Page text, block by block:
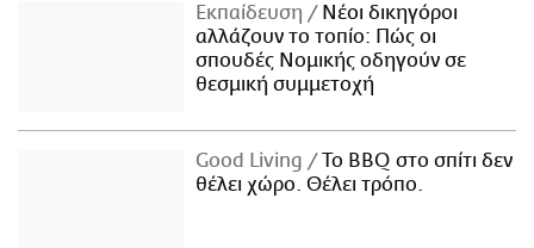
Εκπαίδευση
Νέοι δικηγόροι
αλλάζουν το τοπίο: Πώς οι
σπουδές Νομικής οδηγούν σε
θεσμική συμμετοχή
Good Living
Το BBQ στο σπίτι δεν
θέλει χώρο. Θέλει τρόπο.